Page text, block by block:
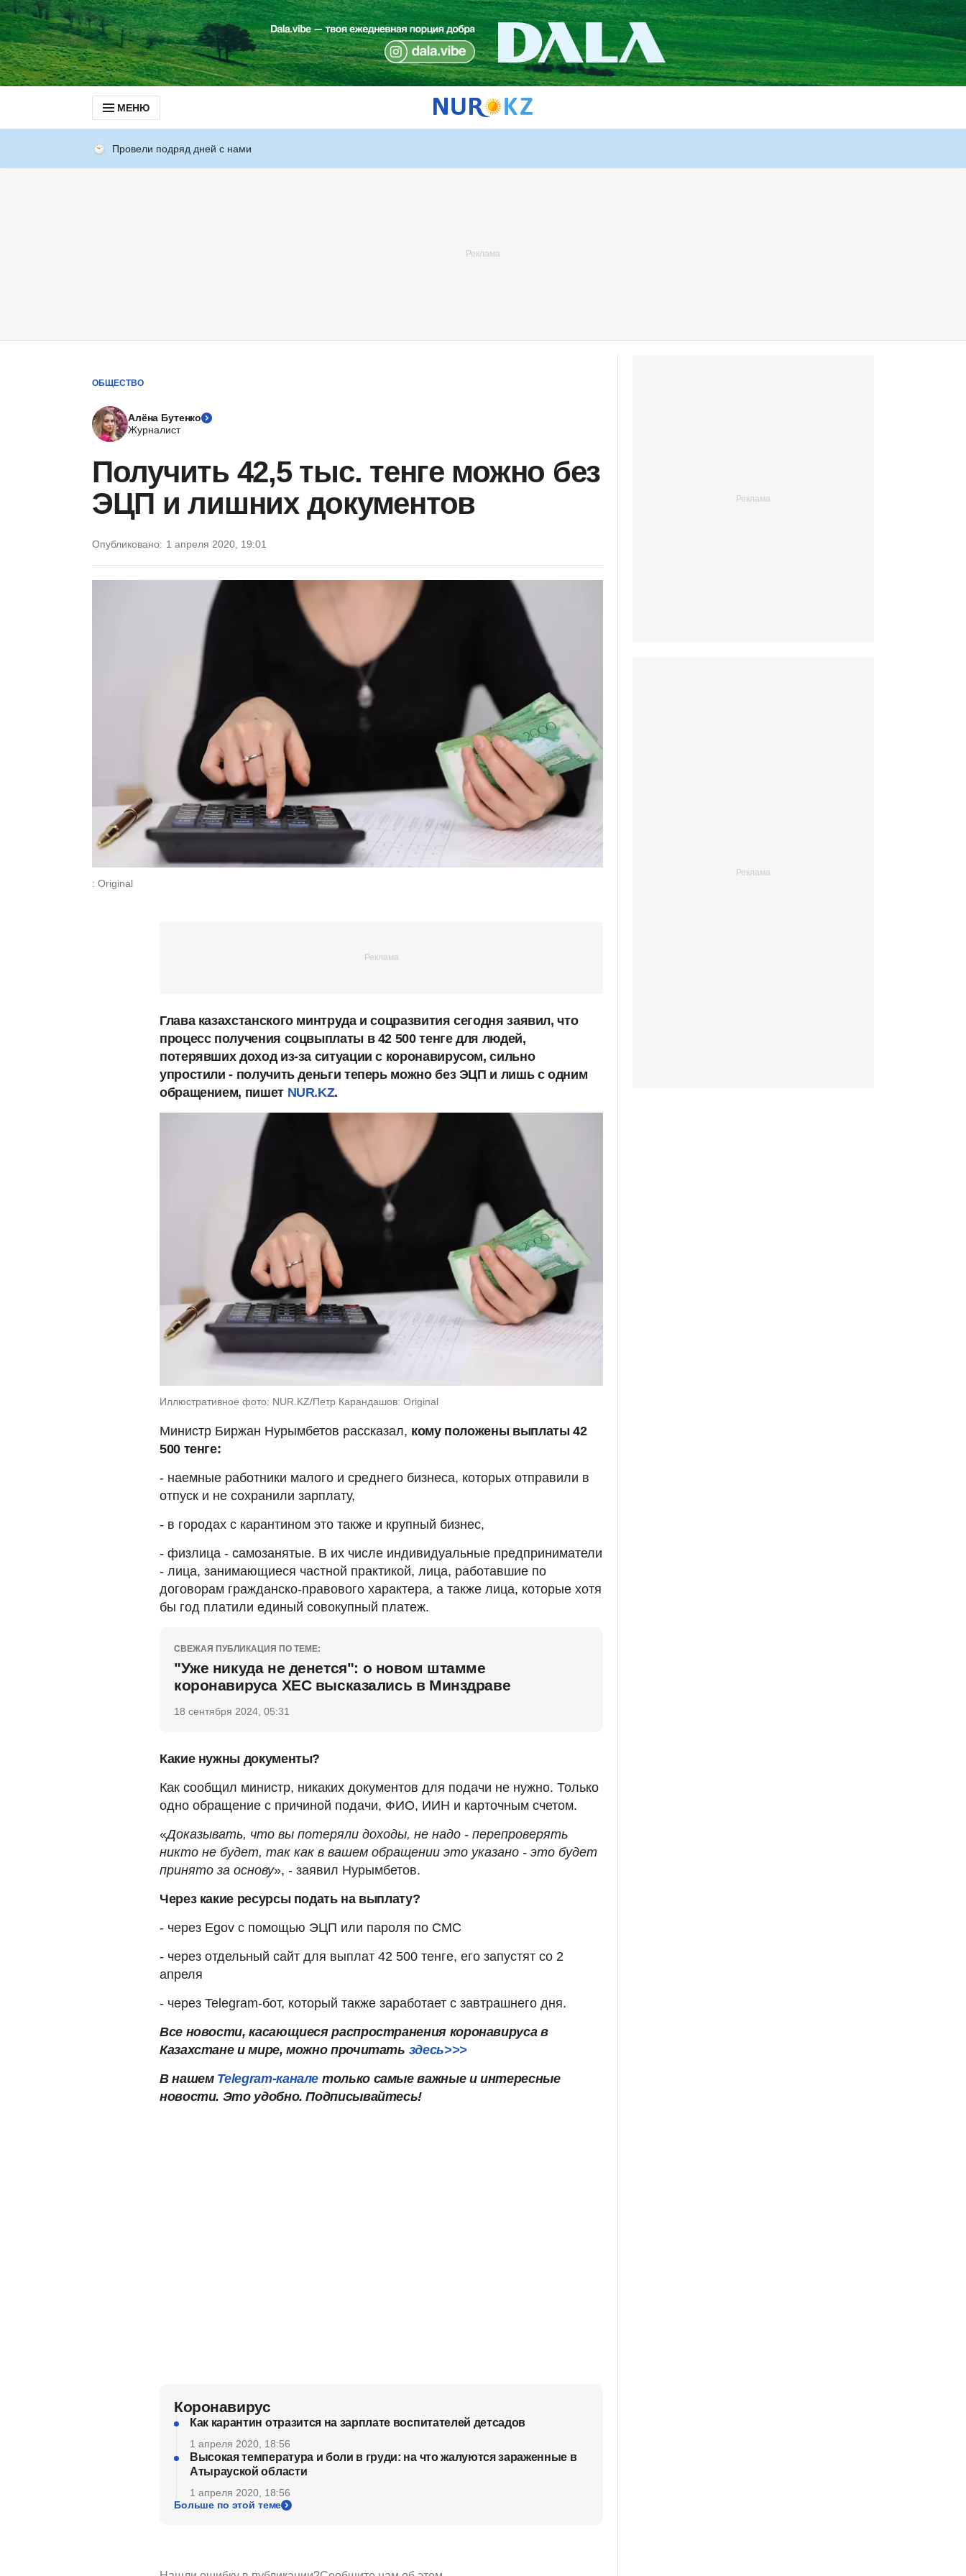
МЕНЮ
Провели подряд дней с нами
ОБЩЕСТВО
Алёна Бутенко
Журналист
Получить 42,5 тыс. тенге можно без
ЭЦП и лишних документов
Опубликовано: 1 апреля 2020, 19:01
: Original
Глава казахстанского минтруда и соцразвития сегодня заявил, что
процесс получения соцвыплаты в 42 500 тенге для людей,
потерявших доход из-за ситуации с коронавирусом, сильно
упростили - получить деньги теперь можно без ЭЦП и лишь с одним
обращением, пишет NUR.KZ.
Иллюстративное фото: NUR.KZ/Петр Карандашов: Original
Министр Биржан Нурымбетов рассказал, кому положены выплаты 42
500 тенге:
- наемные работники малого и среднего бизнеса, которых отправили в
отпуск и не сохранили зарплату,
- в городах с карантином это также и крупный бизнес,
- физлица - самозанятые. В их числе индивидуальные предприниматели
- лица, занимающиеся частной практикой, лица, работавшие по
договорам гражданско-правового характера, а также лица, которые хотя
бы год платили единый совокупный платеж.
СВЕЖАЯ ПУБЛИКАЦИЯ ПО ТЕМЕ:
"Уже никуда не денется": о новом штамме
коронавируса ХЕС высказались в Минздраве
18 сентября 2024, 05:31
Какие нужны документы?
Как сообщил министр, никаких документов для подачи не нужно. Только
одно обращение с причиной подачи, ФИО, ИИН и карточным счетом.
«Доказывать, что вы потеряли доходы, не надо - перепроверять
никто не будет, так как в вашем обращении это указано - это будет
принято за основу», - заявил Нурымбетов.
Через какие ресурсы подать на выплату?
- через Egov с помощью ЭЦП или пароля по СМС
- через отдельный сайт для выплат 42 500 тенге, его запустят со 2
апреля
- через Telegram-бот, который также заработает с завтрашнего дня.
Все новости, касающиеся распространения коронавируса в
Казахстане и мире, можно прочитать здесь>>>
В нашем Telegram-канале только самые важные и интересные
новости. Это удобно. Подписывайтесь!
Коронавирус
Как карантин отразится на зарплате воспитателей детсадов
1 апреля 2020, 18:56
Высокая температура и боли в груди: на что жалуются зараженные в
Атырауской области
1 апреля 2020, 18:56
Больше по этой теме